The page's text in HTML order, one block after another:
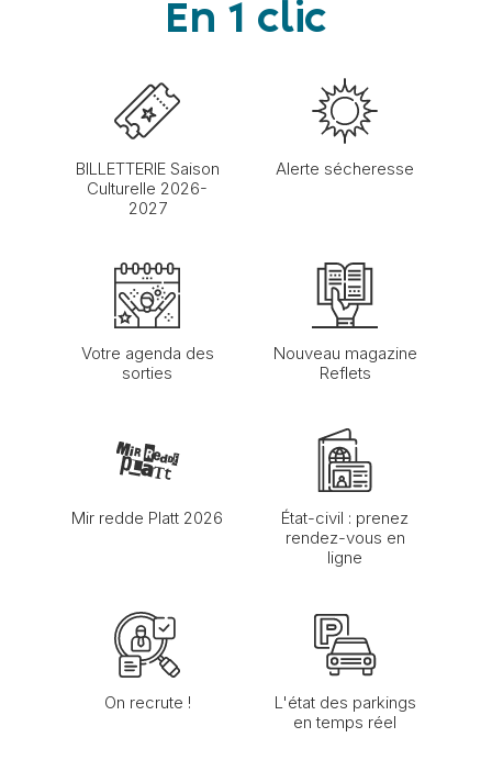
En 1 clic
BILLETTERIE Saison
Culturelle 2026-
2027
Alerte sécheresse
Votre agenda des
sorties
Nouveau magazine
Reflets
Mir redde Platt 2026
État-civil : prenez
rendez-vous en
ligne
On recrute !
L'état des parkings
en temps réel